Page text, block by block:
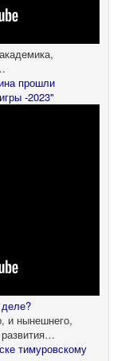
прошли
-2023"
и нынешнего,
развития…
тимуровскому